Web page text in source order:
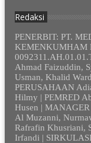
Redaksi
PENERBIT: PT.
KEMENKUMHAM
Ahmad Faizuddin,
Usman, Khalid
PERUSAHAAN
Hilmy | PEMRED
Husen |
Al Muzanni,
Rafrafin Khusriani,
Irfandi |